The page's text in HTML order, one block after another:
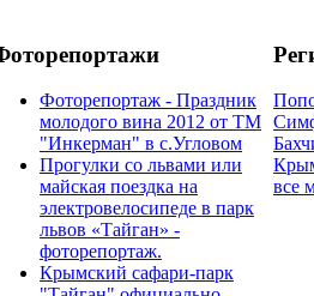
Фоторепортаж - Праздник
молодого вина 2012 от ТМ
"Инкерман" в с.Угловом
Прогулки cо львами или
майская поездка на
электровелосипеде в парк
львов «Тайган» -
фоторепортаж.
Крымский сафари-парк
все